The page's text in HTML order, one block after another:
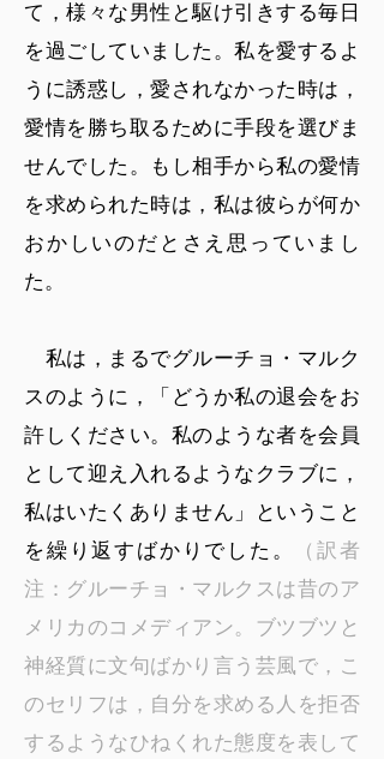
て，様々な男性と駆け引きする毎日
を過ごしていました。私を愛するよ
うに誘惑し，愛されなかった時は，
愛情を勝ち取るために手段を選びま
せんでした。もし相手から私の愛情
を求められた時は，私は彼らが何か
おかしいのだとさえ思っていまし
た。
私は，まるでグルーチョ・マルク
スのように，「どうか私の退会をお
許しください。私のような者を会員
として迎え入れるようなクラブに，
私はいたくありません」ということ
を繰り返すばかりでした。
（訳者
注：グルーチョ・マルクスは昔のア
メリカのコメディアン。ブツブツと
神経質に文句ばかり言う芸風で，こ
のセリフは，自分を求める人を拒否
するようなひねくれた態度を表して